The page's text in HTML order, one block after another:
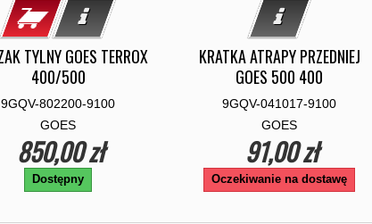
TYLNY GOES TERROX
400/500
9GQV-802200-9100
GOES
850,00 zł
Dostępny
KRATKA ATRAPY PRZEDNIEJ
GOES 500 400
9GQV-041017-9100
GOES
91,00 zł
Oczekiwanie na dostawę